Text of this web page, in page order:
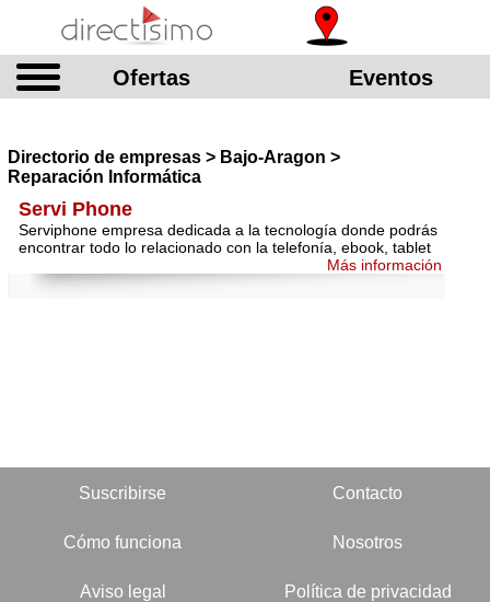
Ofertas Eventos
Directorio de empresas > Bajo-Aragon >
Reparación Informática
Servi Phone
Serviphone empresa dedicada a la tecnología donde podrás
encontrar todo lo relacionado con la telefonía, ebook, tablet
Más información
Suscribirse Contacto
Cómo funciona Nosotros
Aviso legal Política de privacidad